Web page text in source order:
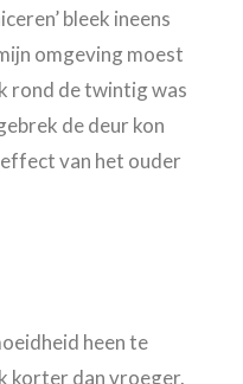
bleek ineens
omgeving moest
rond de twintig was
de deur kon
van het ouder
heen te
korter dan vroeger.